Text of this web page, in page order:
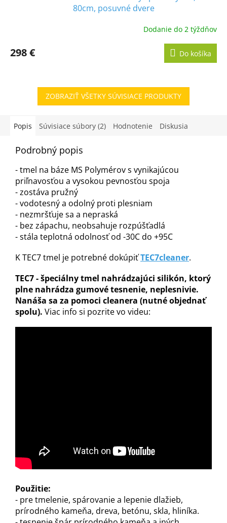
80cm, posuvné dvere
Dodanie do 2 týždňov
298 € Do košíka
ZOBRAZIŤ VŠETKY SÚVISIACE PRODUKTY
Popis Súvisiace súbory (2) Hodnotenie Diskusia
Podrobný popis
- tmel na báze MS Polymérov s vynikajúcou
priľnavosťou a vysokou pevnosťou spoja
- zostáva pružný
- vodotesný a odolný proti plesniam
- nezmršťuje sa a nepraská
- bez zápachu, neobsahuje rozpúšťadlá
- stála teplotná odolnosť od -30C do +95C
K TEC7 tmel je potrebné dokúpiťTEC7cleaner.
TEC7 - špeciálnytmel nahrádzajúci silikón, ktorý
plne nahrádza gumové tesnenie, neplesnivie.
Nanáša sa za pomoci cleanera (nutné objednať
spolu). Viac info si pozrite vo videu:
Použitie:
- pre tmelenie, spárovanie a lepenie dlažieb,
prírodného kameňa, dreva, betónu, skla, hliníka.